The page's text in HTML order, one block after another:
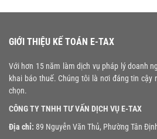
GIỚI THIỆU KẾ TOÁN E-TAX
Với hơn 15 năm làm dịch vụ pháp lý doanh
khai báo thuế. Chúng tôi là nơi đáng tin cậy
chọn.
CÔNG TY TNHH TƯ VẤN DỊCH VỤ E-TAX
Địa chỉ: 89 Nguyễn Văn Thủ, Phường Tân